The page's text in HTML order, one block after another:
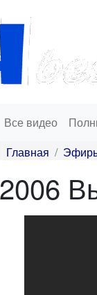
Все видео
Главная
2006